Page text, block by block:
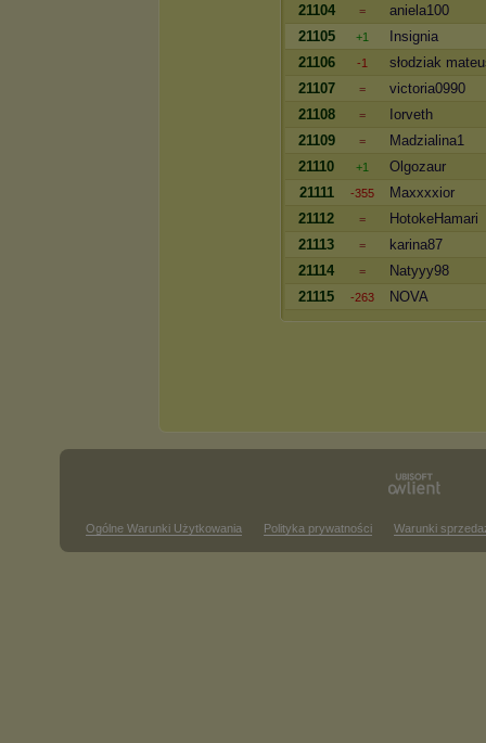
21104
=
aniela100
21105
+1
Insignia
21106
-1
słodziak
21107
=
victoria0990
21108
=
Iorveth
21109
=
Madzialina1
21110
+1
Olgozaur
21111
-355
Maxxxxior
21112
=
HotokeHamari
21113
=
karina87
21114
=
Natyyy98
21115
-263 NOVA
Ogólne Warunki Użytkowania Polityka prywatności Warunki